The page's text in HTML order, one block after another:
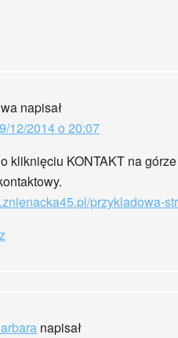
napisał
12/2014 o 20:07
kliknięciu KONTAKT na
przykladowa-
napisał